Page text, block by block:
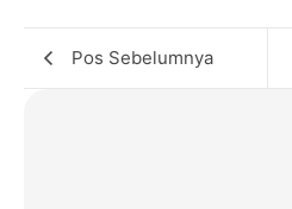
Pos Sebelumnya